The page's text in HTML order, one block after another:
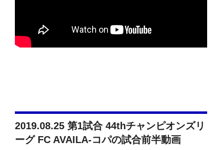
2019.08.25 第1試合 44thチャンピオンズリ
ーグ FC AVAILA-コパの試合前半動画